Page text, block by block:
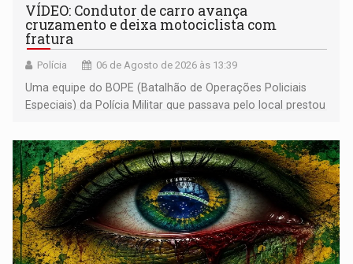
VÍDEO: Condutor de carro avança
cruzamento e deixa motociclista com
fratura
Polícia 06 de Agosto de 2026 às 13:39
Uma equipe do BOPE (Batalhão de Operações Policiais
Especiais) da Polícia Militar que passava pelo local prestou